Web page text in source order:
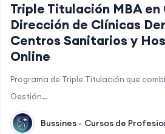
Triple Titulación MBA
Dirección de Clínicas
Centros Sanitarios y
Online
Programa de Triple Titulación que
Gestión…
Bussines - Cursos de